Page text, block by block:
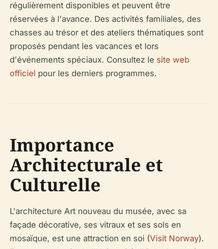
régulièrement disponibles et peuvent être
réservées à l'avance. Des activités familiales, des
chasses au trésor et des ateliers thématiques sont
proposés pendant les vacances et lors
d'événements spéciaux. Consultez le site web
officiel pour les derniers programmes.
Importance
Architecturale et
Culturelle
L'architecture Art nouveau du musée, avec sa
façade décorative, ses vitraux et ses sols en
mosaïque, est une attraction en soi (Visit Norway).